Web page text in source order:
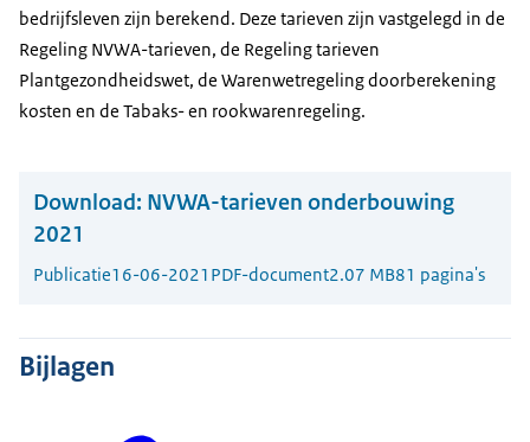
bedrijfsleven zijn berekend. Deze tarieven zijn vastgelegd in de
Regeling NVWA-tarieven, de Regeling tarieven
Plantgezondheidswet, de Warenwetregeling doorberekening
kosten en de Tabaks- en rookwarenregeling.
Download: NVWA-tarieven onderbouwing
2021
Publicatie16-06-2021 PDF-document2.07 MB81 pagina's
Bijlagen